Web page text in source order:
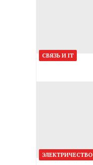
СВЯЗЬ И IT
ЭЛЕКТРИЧЕСТВО